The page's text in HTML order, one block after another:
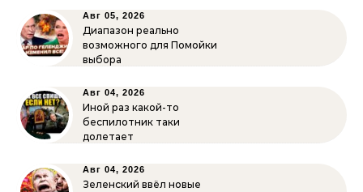
Авг 05, 2026
Диапазон реально
возможного для Помойки
выбора
Авг 04, 2026
Иной раз какой-то
беспилотник таки
долетает
Авг 04, 2026
Зеленский ввёл новые